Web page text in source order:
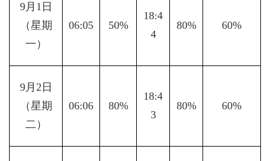
9月1日
（星期
一）
06:05 50%
18:4
4
80% 60%
9月2日
（星期
二）
06:06 80%
18:4
3
80% 60%